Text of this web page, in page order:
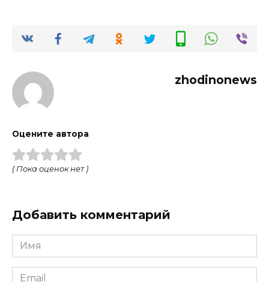
zhodinonews
Оцените автора
( Пока оценок нет )
Добавить комментарий
Имя
*
Email